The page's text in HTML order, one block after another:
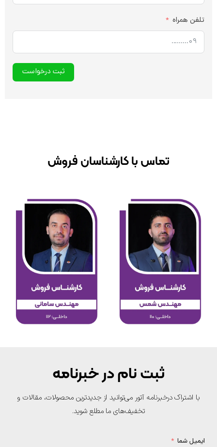
همراه
ثبت درخواست
تماس با کارشناسان فروش
ثبت نام در خبرنامه
با اشتراک درخبرنامه آتور می‌توانید از جدیدترین محصولات، مقالات و
تخفیف‌های ما مطلع شوید.
شما